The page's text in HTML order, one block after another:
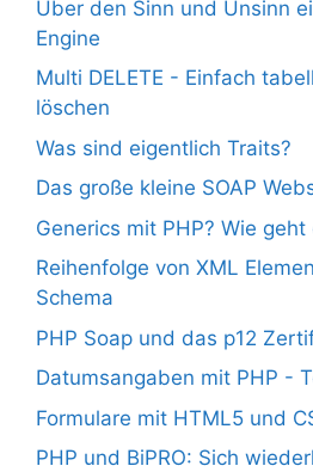
Über den Sinn und Unsinn
Engine
Multi DELETE - Einfach
löschen
Was sind eigentlich Traits?
Das große kleine SOAP
Generics mit PHP? Wie
Reihenfolge von XML
Schema
PHP Soap und das p12
Datumsangaben mit PHP -
Formulare mit HTML5 und
PHP und BiPRO: Sich